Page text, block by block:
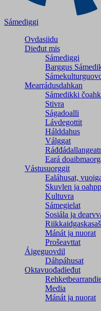
Sámediggi
Ovdasiidu
Dieđut mis
Sámediggi
Barggus
Mearrádusdahkan
Sámedikki
Stivra
Ságadoalli
Lávdegottit
Hálddahus
Válggat
Eará
Vástusuorggit
Ealáhusat,
Skuvlen ja
Kultuvra
Sámegielat
Sosiála ja
Mánát ja nuorat
Prošeavttat
Áigeguovdil
Dáhpáhusat
Oktavuođadieđut
Media
Mánát ja nuorat